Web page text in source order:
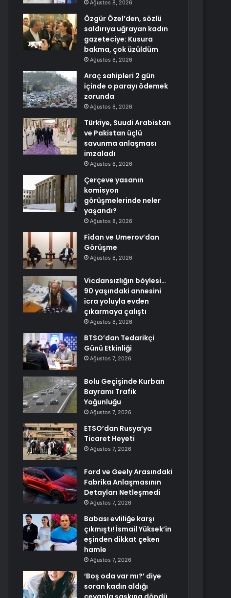
Ağustos 8, 2026
Özgür Özel’den, sözlü
saldırıya uğrayan kadın
gazeteciye: Kusura
bakma, çok üzüldüm
Ağustos 8, 2026
Araç sahipleri 2 gün
içinde o parayı ödemek
zorunda
Ağustos 8, 2026
Türkiye, Suudi Arabistan
ve Pakistan üçlü
savunma anlaşması
imzaladı
Ağustos 8, 2026
Çerçeve yasanın
komisyon
görüşmelerinde neler
yaşandı?
Ağustos 8, 2026
Fidan ve Umerov’dan
Görüşme
Ağustos 8, 2026
Vicdansızlığın böylesi…
90 yaşındaki annesini
icra yoluyla evden
çıkarmaya çalıştı
Ağustos 8, 2026
BTSO’dan Tedarikçi
Günü Etkinliği
Ağustos 7, 2026
Bolu Geçişinde Kurban
Bayramı Trafik
Yoğunluğu
Ağustos 7, 2026
ETSO’dan Rusya’ya
Ticaret Heyeti
Ağustos 7, 2026
Ford ve Geely Arasındaki
Fabrika Anlaşmasının
Detayları Netleşmedi
Ağustos 7, 2026
Babası evliliğe karşı
çıkmıştı! İsmail Yüksek’in
eşinden dikkat çeken
hamle
Ağustos 7, 2026
‘Boş oda var mı?’ diye
soran kadın aldığı